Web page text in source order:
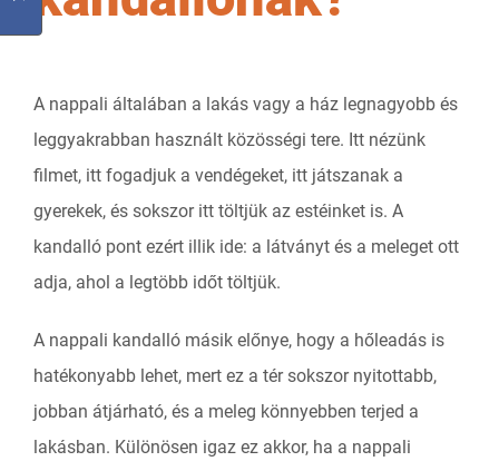
A nappali általában a lakás vagy a ház legnagyobb és
leggyakrabban használt közösségi tere. Itt nézünk
filmet, itt fogadjuk a vendégeket, itt játszanak a
gyerekek, és sokszor itt töltjük az estéinket is. A
kandalló pont ezért illik ide: a látványt és a meleget ott
adja, ahol a legtöbb időt töltjük.
A nappali kandalló másik előnye, hogy a hőleadás is
hatékonyabb lehet, mert ez a tér sokszor nyitottabb,
jobban átjárható, és a meleg könnyebben terjed a
lakásban. Különösen igaz ez akkor, ha a nappali